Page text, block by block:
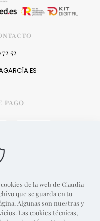
72 52
PAGO
de la web de Claudia
que se guarda en tu
Algunas son nuestras y
Las cookies técnicas,